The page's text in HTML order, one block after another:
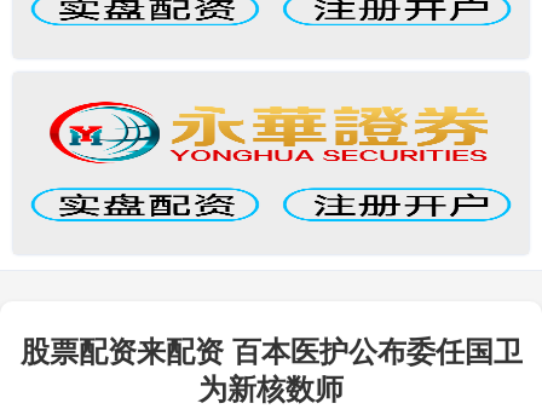
股票配资来配资 百本医护公布委任国卫
为新核数师